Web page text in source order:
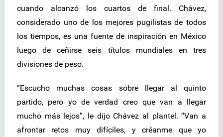
cuando alcanzó los cuartos de final. Chávez,
considerado uno de los mejores pugilistas de todos
los tiempos, es una fuente de inspiración en México
luego de ceñirse seis títulos mundiales en tres
divisiones de peso.
“Escucho muchas cosas sobre llegar al quinto
partido, pero yo de verdad creo que van a llegar
mucho más lejos”, le dijo Chávez al plantel. “Van a
afrontar retos muy difíciles, y créanme que yo